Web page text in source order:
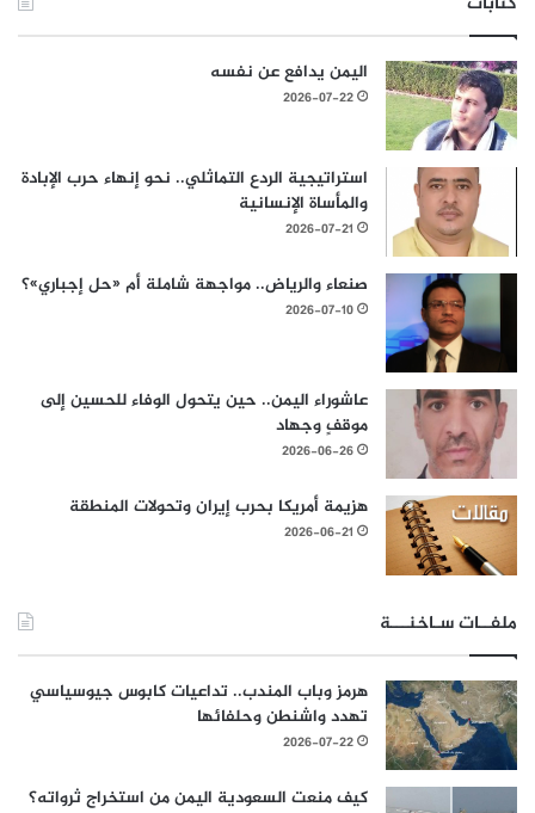
اليمن يدافع عن نفسه
2026-07-22
استراتيجية الردع التماثلي.. نحو إنهاء حرب الإبادة
والمأساة الإنسانية
2026-07-21
صنعاء والرياض.. مواجهة شاملة أم «حل إجباري»؟
2026-07-10
عاشوراء اليمن.. حين يتحول الوفاء للحسين إلى
موقفٍ وجهاد
2026-06-26
هزيمة أمريكا بحرب إيران وتحولات المنطقة
2026-06-21
ملفــات سـاخنـــة
هرمز وباب المندب.. تداعيات كابوس جيوسياسي
تهدد واشنطن وحلفائها
2026-07-22
كيف منعت السعودية اليمن من استخراج ثرواته؟